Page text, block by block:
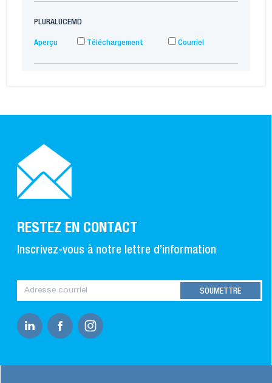
PLURALUCEMD
Aperçu Téléchargement Courriel
RESTEZ EN CONTACT
Inscrivez-vous à notre lettre d’information